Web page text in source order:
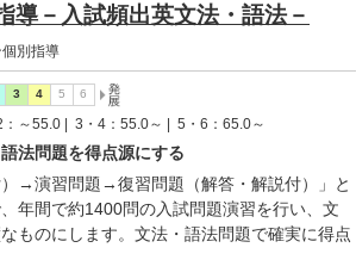
導－入試頻出英文法・語法－
別指導
：～55.0 | 3・4：55.0～ | 5・6：65.0～
法問題を得点源にする
）→演習問題→復習問題（解答・解説付）」と
年間で約1400問の入試問題演習を行い、文
ものにします。文法・語法問題で確実に得点